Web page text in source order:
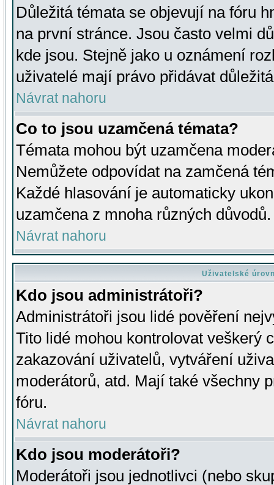
Důležitá témata se objevují na fóru
na první stránce. Jsou často velmi
kde jsou. Stejně jako u oznámení
uživatelé mají právo přidávat
Návrat nahoru
Co to jsou uzamčená témata?
Témata mohou být uzamčena
Nemůžete odpovídat na zamčená
Každé hlasování je automaticky
uzamčena z mnoha různých důvodů.
Návrat nahoru
Uživatelské
Kdo jsou administrátoři?
Administrátoři jsou lidé pověření
Tito lidé mohou kontrolovat veškerý
zakazování uživatelů, vytváření
moderátorů, atd. Mají také všechny
fóru.
Návrat nahoru
Kdo jsou moderátoři?
Moderátoři jsou jednotlivci (nebo